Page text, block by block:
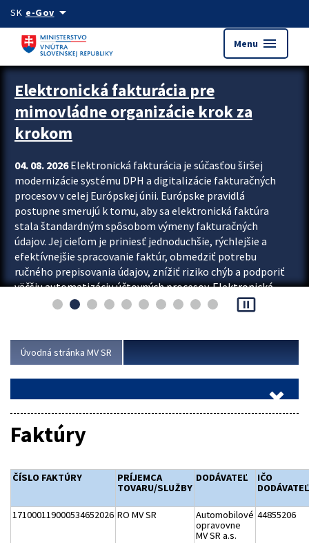
Preskocit na hlavný obsah
SK e-Govarrow_drop_down
Menu menu
Zastavit automatický posun upútavok
Elektronická fakturácia pre
mimovládne organizácie krok za
krokom
04. 08. 2026Elektronická fakturácia je súčasťou širšej
modernizácie systému DPH a digitalizácie fakturačných
procesov v celej Európskej únii. Európske pravidlá
postupne smerujú k tomu, aby sa elektronická faktúra
stala štandardným spôsobom výmeny fakturačných
údajov. Jej cieľom je priniesť jednoduchšie, rýchlejšie a
efektívnejšie spracovanie faktúr, obmedziť potrebu
ručného prepisovania údajov, znížiť riziko chýb a podporiť
väčšiu automatizáciu účtovných procesov. Elektronická
fakturácia preto nepredstavuje...
pause_presentation
Úvodná stránka MV SR
Faktúry
ČÍSLO FAKTÚRY
PRÍJEMCA
TOVARU/SLUŽBY
DODÁVATEĽ
IČO
171000119000534652026 RO MV SR
Automobilové
opravovne
MV SR a.s.
44855206